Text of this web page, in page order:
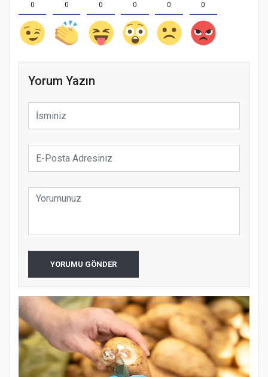
0 0 0 0 0 0
Yorum Yazın
YORUMU GÖNDER